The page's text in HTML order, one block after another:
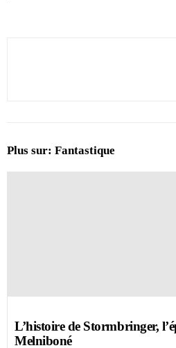
Plus sur: Fantastique
L’histoire de Stormbringer,
Melniboné